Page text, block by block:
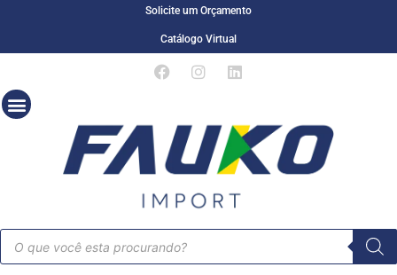
Solicite um Orçamento
Catálogo Virtual